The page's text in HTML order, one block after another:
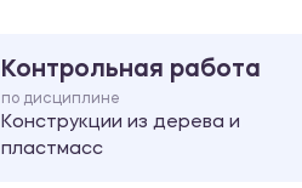
Контрольная работа
по дисциплине
Конструкции из дерева и
пластмасс